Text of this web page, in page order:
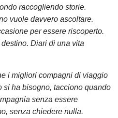
raccogliendo storie.
vuole davvero ascoltare.
per essere riscoperto.
Diari di una vita
i migliori compagni di viaggio
si ha bisogno, tacciono quando
senza essere
senza chiedere nulla.